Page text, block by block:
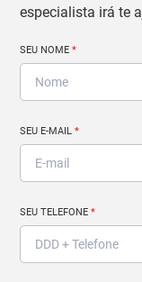
especialista irá te
SEU NOME*
SEU E-MAIL*
SEU TELEFONE*